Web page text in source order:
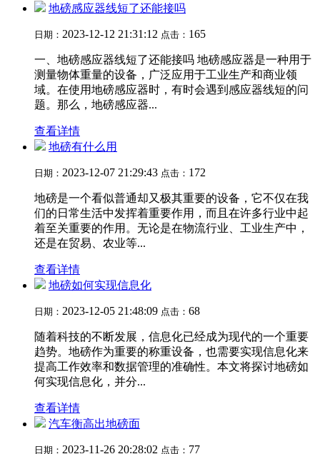
地磅感应器线短了还能接吗
日期： 2023-12-12 21:31:12 点击： 165
一、地磅感应器线短了还能接吗 地磅感应器是一种用于
测量物体重量的设备，广泛应用于工业生产和商业领
域。在使用地磅感应器时，有时会遇到感应器线短的问
题。那么，地磅感应器...
查看详情
地磅有什么用
日期： 2023-12-07 21:29:43 点击： 172
地磅是一个看似普通却又极其重要的设备，它不仅在我
们的日常生活中发挥着重要作用，而且在许多行业中起
着至关重要的作用。无论是在物流行业、工业生产中，
还是在贸易、农业等...
查看详情
地磅如何实现信息化
日期： 2023-12-05 21:48:09 点击： 68
随着科技的不断发展，信息化已经成为现代的一个重要
趋势。地磅作为重要的称重设备，也需要实现信息化来
提高工作效率和数据管理的准确性。本文将探讨地磅如
何实现信息化，并分...
查看详情
汽车衡高出地磅面
日期： 2023-11-26 20:28:02 点击： 77